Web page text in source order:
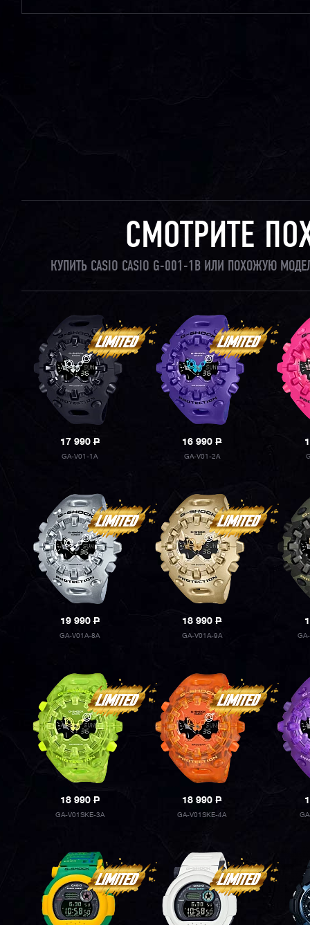
СМОТРИТЕ
КУПИТЬ CASIO CASIO G-001-1B ИЛИ ПОХОЖУЮ
17 990P
GA-V01-1A
16 990P
GA-V01-2A
19 990P
GA-V01A-8A
18 990P
GA-V01A-9A
18 990P
GA-V01SKE-3A
18 990P
GA-V01SKE-4A